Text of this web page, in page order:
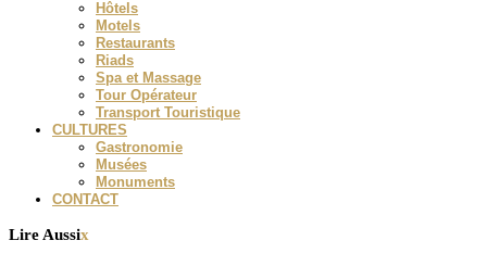
Hôtels
Motels
Restaurants
Riads
Spa et Massage
Tour Opérateur
Transport Touristique
CULTURES
Gastronomie
Musées
Monuments
CONTACT
Lire Aussix